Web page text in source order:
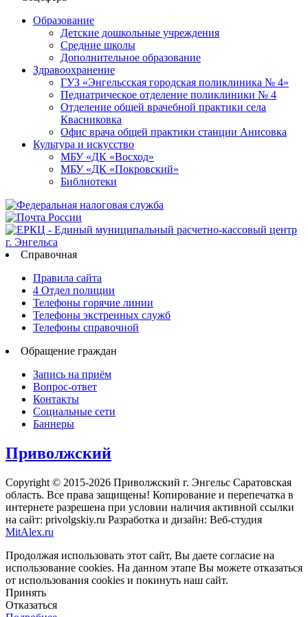
Образование
Детские дошкольные учреждения
Средние школы
Дополнительное образование
Здравоохранение
ГУЗ «Энгельсская городская поликлиника № 4»
Педиатрическое отделение поликлиники № 4
Отделение общей врачебной практики села
Квасниковка
Офис врача общей практики станции Анисовка
Культура и искусство
МБУ «ДК «Восход»
МБУ «ДК «Покровский»
Библиотеки
Справочная
Правила сайта
4 Отдел полиции
Телефоны горячие линии
Телефоны экстренных служб
Телефоны справочной
Обращение граждан
Запись на приём
Вопрос-ответ
Контакты
Социальные сети
Баннеры
Приволжский
Copyright © 2015-2026 Приволжский г. Энгельс Саратовская
область. Все права защищены! Копирование и перепечатка в
интернете разрешена при условии наличия активной ссылки
на сайт: privolgskiy.ru Разработка и дизайн: Веб-студия
MitAlex.ru
Продолжая использовать этот сайт, Вы даете согласие на
использование cookies. На данном этапе Вы можете отказаться
от использования cookies и покинуть наш сайт.
Принять
Отказаться